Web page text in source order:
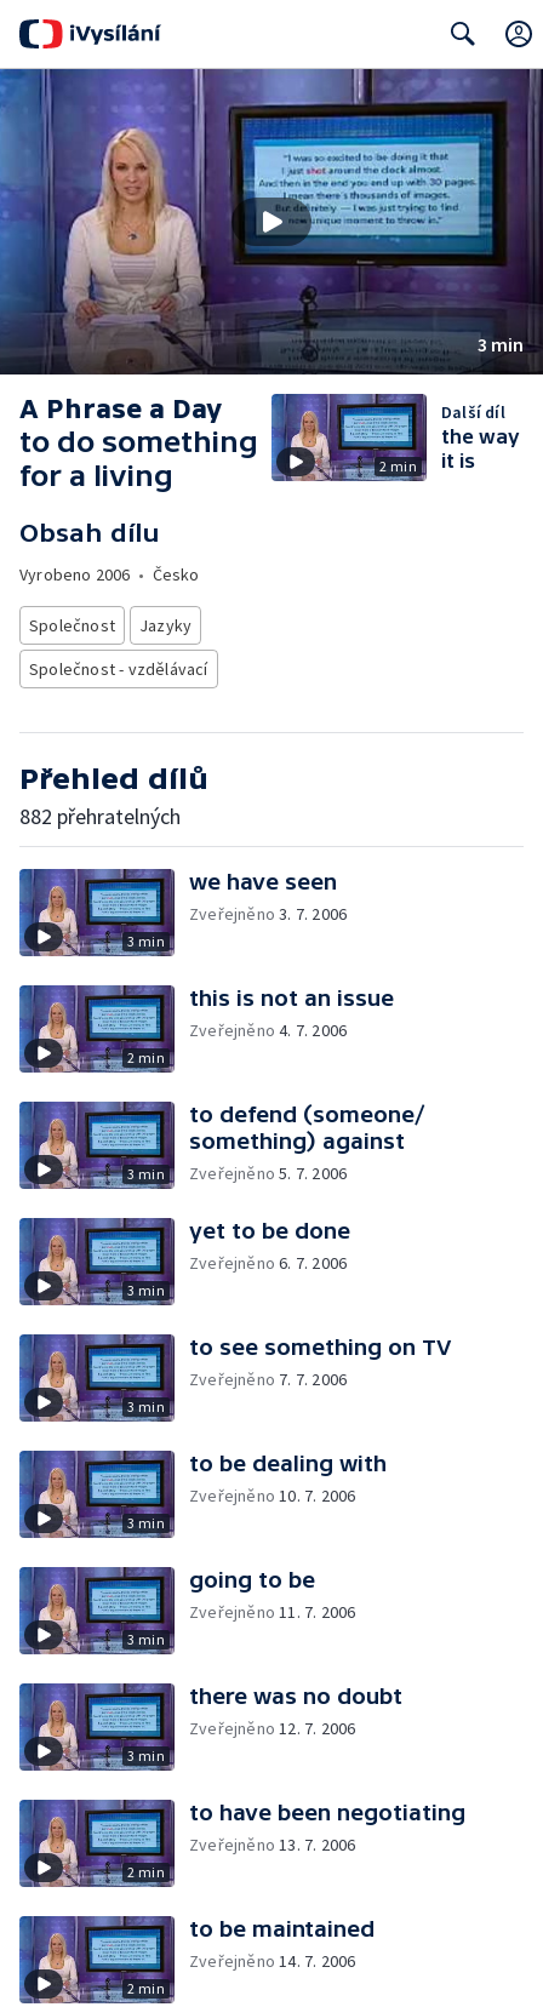
Search
3 min
A Phrase a Day
to do something
for a living
Obsah dílu
Vyrobeno 2006 • Česko
Společnost
Jazyky
Společnost - vzdělávací
2 min
Další díl
the way
it is
Přehled dílů
882 přehratelných
3 min
we have seen
Zveřejněno3. 7. 2006
2 min
this is not an issue
Zveřejněno4. 7. 2006
3 min
to defend (someone/
something) against
Zveřejněno5. 7. 2006
3 min
yet to be done
Zveřejněno6. 7. 2006
3 min
to see something on TV
Zveřejněno 7. 7. 2006
3 min
to be dealing with
Zveřejněno10. 7. 2006
3 min
going to be
Zveřejněno11. 7. 2006
3 min
there was no doubt
Zveřejněno12. 7. 2006
2 min
to have been negotiating
Zveřejněno13. 7. 2006
2 min
to be maintained
Zveřejněno14. 7. 2006